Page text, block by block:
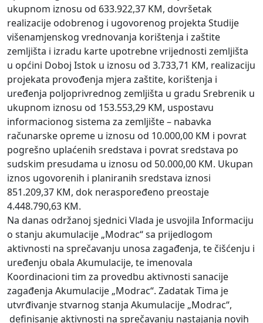
ukupnom iznosu od 633.922,37 KM, dovršetak
realizacije odobrenog i ugovorenog projekta Studije
višenamjenskog vrednovanja korištenja i zaštite
zemljišta i izradu karte upotrebne vrijednosti zemljišta
u općini Doboj Istok u iznosu od 3.733,71 KM, realizaciju
projekata provođenja mjera zaštite, korištenja i
uređenja poljoprivrednog zemljišta u gradu Srebrenik u
ukupnom iznosu od 153.553,29 KM, uspostavu
informacionog sistema za zemljište – nabavka
računarske opreme u iznosu od 10.000,00 KM i povrat
pogrešno uplaćenih sredstava i povrat sredstava po
sudskim presudama u iznosu od 50.000,00 KM. Ukupan
iznos ugovorenih i planiranih sredstava iznosi
851.209,37 KM, dok neraspoređeno preostaje
4.448.790,63 KM.
Na danas održanoj sjednici Vlada je usvojila Informaciju
o stanju akumulacije „Modrac“ sa prijedlogom
aktivnosti na sprečavanju unosa zagađenja, te čišćenju i
uređenju obala Akumulacije, te imenovala
Koordinacioni tim za provedbu aktivnosti sanacije
zagađenja Akumulacije „Modrac“. Zadatak Tima je
utvrđivanje stvarnog stanja Akumulacije „Modrac“,
definisanje aktivnosti na sprečavanju nastajanja novih